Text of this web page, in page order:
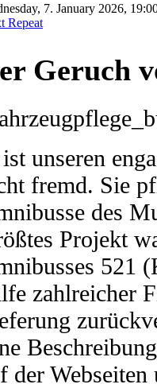
7. January 2026,
Repeat
Geruch
unseren
fremd. Sie
des
Projekt
521
zahlreicher
der